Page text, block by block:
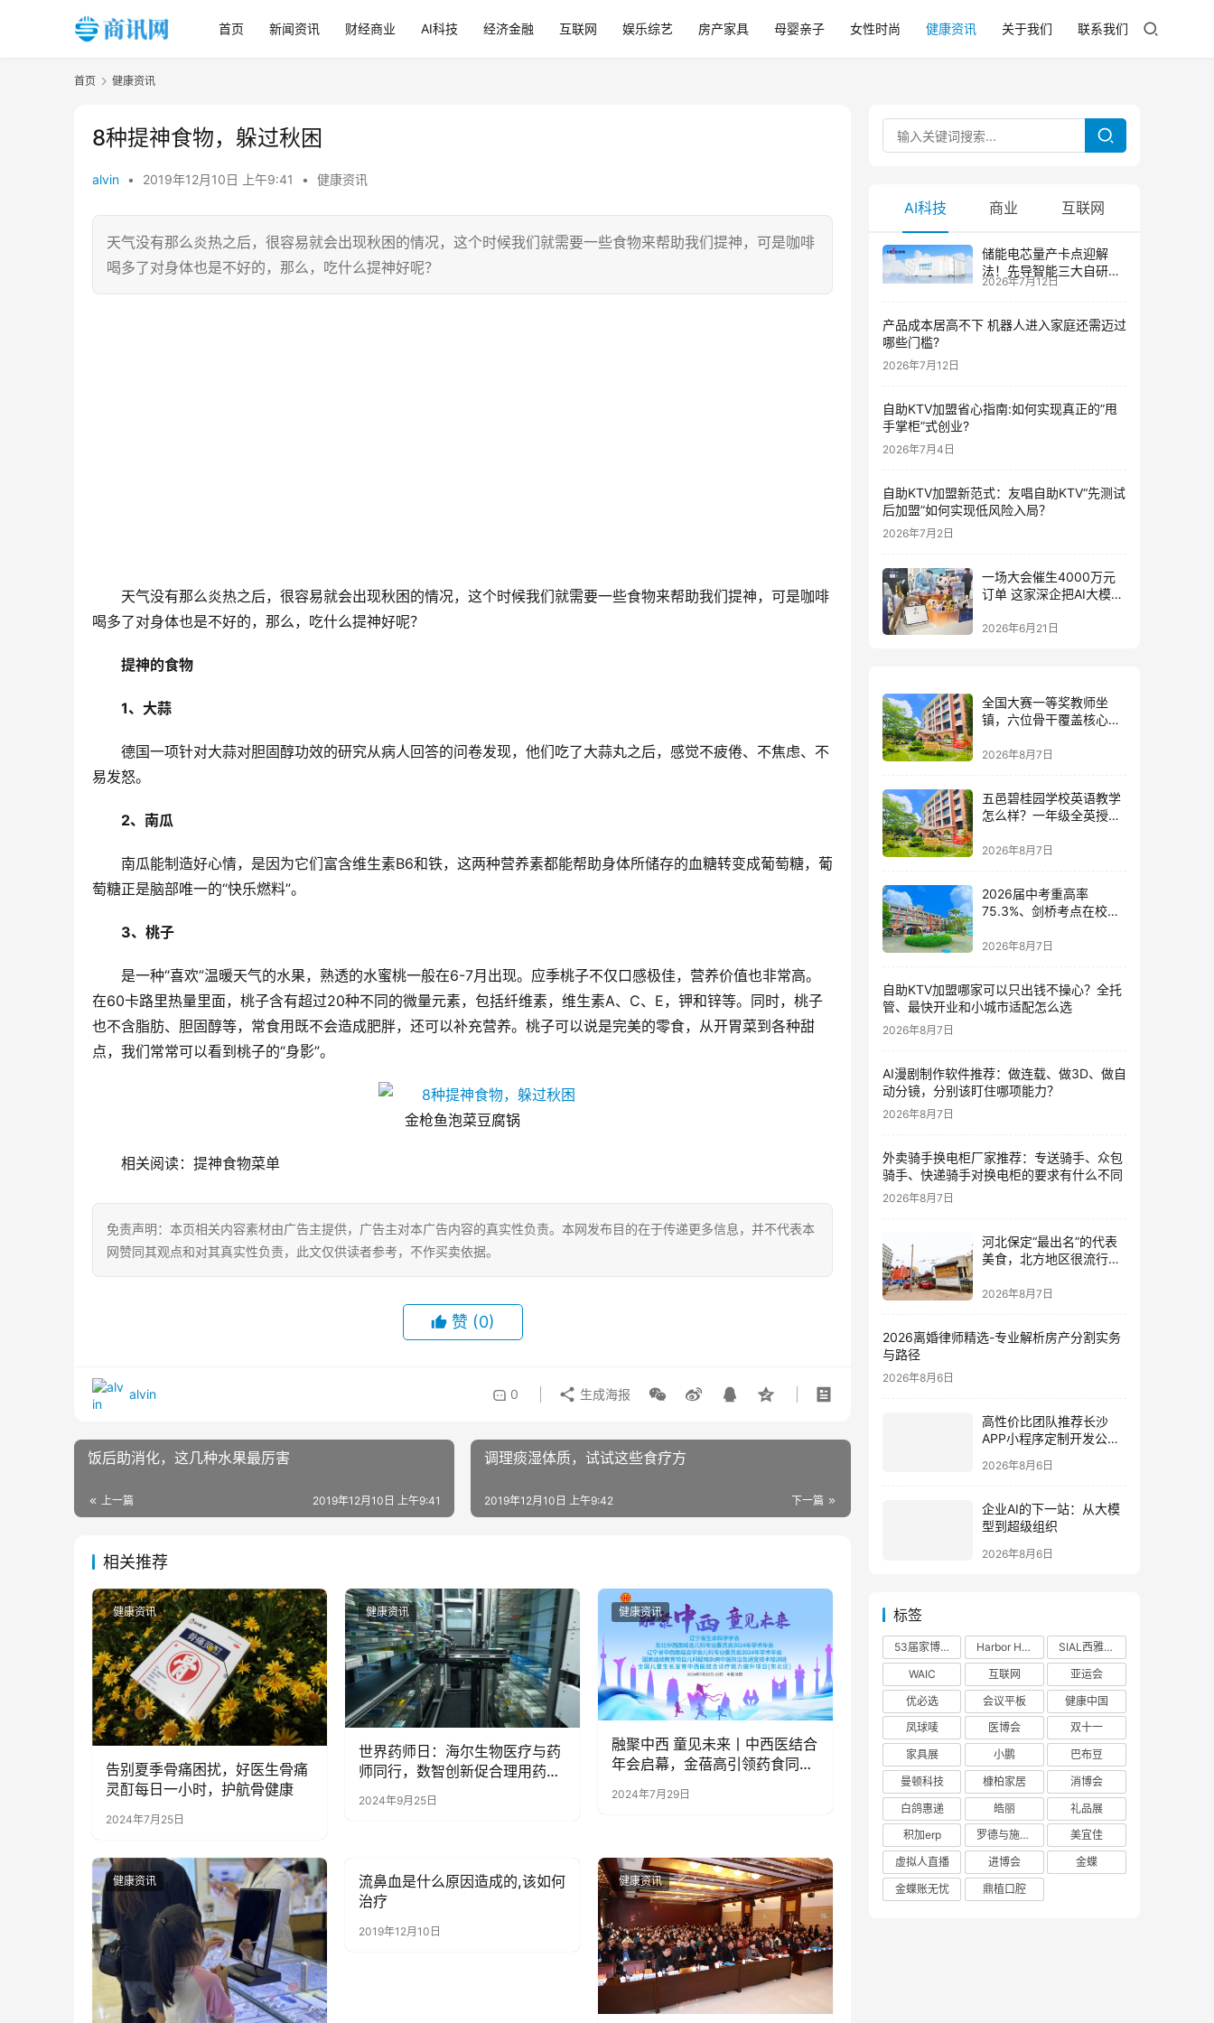
首页 新闻资讯 财经商业 AI科技 经济金融 互联网 娱乐综艺 房产家具 母婴亲子 女性时尚 健康资讯 关于我们 联系我们
首页 健康资讯
8种提神食物，躲过秋困
alvin • 2019年12月10日 上午9:41 • 健康资讯
天气没有那么炎热之后，很容易就会出现秋困的情况，这个时候我们就需要一些食物来帮助我们提神，可是咖啡
喝多了对身体也是不好的，那么，吃什么提神好呢？
天气没有那么炎热之后，很容易就会出现秋困的情况，这个时候我们就需要一些食物来帮助我们提神，可是咖啡
喝多了对身体也是不好的，那么，吃什么提神好呢？
提神的食物
1、大蒜
德国一项针对大蒜对胆固醇功效的研究从病人回答的问卷发现，他们吃了大蒜丸之后，感觉不疲倦、不焦虑、不
易发怒。
2、南瓜
南瓜能制造好心情，是因为它们富含维生素B6和铁，这两种营养素都能帮助身体所储存的血糖转变成葡萄糖，葡
萄糖正是脑部唯一的“快乐燃料”。
3、桃子
是一种“喜欢”温暖天气的水果，熟透的水蜜桃一般在6-7月出现。应季桃子不仅口感极佳，营养价值也非常高。
在60卡路里热量里面，桃子含有超过20种不同的微量元素，包括纤维素，维生素A、C、E，钾和锌等。同时，桃子
也不含脂肪、胆固醇等，常食用既不会造成肥胖，还可以补充营养。桃子可以说是完美的零食，从开胃菜到各种甜
点，我们常常可以看到桃子的“身影”。
金枪鱼泡菜豆腐锅
相关阅读：提神食物菜单
免责声明：本页相关内容素材由广告主提供，广告主对本广告内容的真实性负责。本网发布目的在于传递更多信息，并不代表本
网赞同其观点和对其真实性负责，此文仅供读者参考，不作买卖依据。
赞 (0)
alvin 0 生成海报
饭后助消化，这几种水果最厉害
上一篇 2019年12月10日 上午9:41
调理痰湿体质，试试这些食疗方
下一篇
2019年12月10日 上午9:42
相关推荐
健康资讯
告别夏季骨痛困扰，好医生骨痛
灵酊每日一小时，护航骨健康
2024年7月25日
健康资讯
世界药师日：海尔生物医疗与药
师同行，数智创新促合理用药水
平提升
2024年9月25日
健康资讯
融聚中西 童见未来丨中西医结合
年会启幕，金蓓高引领药食同源
2024年7月29日
健康资讯 健康资讯
流鼻血是什么原因造成的,该如何
治疗
2019年12月10日
健康资讯
AI科技 商业 互联网
储能电芯量产卡点迎解
法！先导智能三大自研技
术攻克大尺寸制芯难题
2026年7月12日
产品成本居高不下 机器人进入家庭还需迈过
哪些门槛?
2026年7月12日
自助KTV加盟省心指南:如何实现真正的”甩
手掌柜”式创业?
2026年7月4日
自助KTV加盟新范式：友唱自助KTV“先测试
后加盟”如何实现低风险入局？
2026年7月2日
一场大会催生4000万元
订单 这家深企把AI大模型
2026年6月21日
全国大赛一等奖教师坐
镇，六位骨干覆盖核心学
校的师资答卷
2026年8月7日
五邑碧桂园学校英语教学
怎么样？一年级全英授课
语体系深度解读
2026年8月7日
2026届中考重高率
75.3%、剑桥考点在校
校的17年答卷
2026年8月7日
自助KTV加盟哪家可以只出钱不操心？全托
管、最快开业和小城市适配怎么选
2026年8月7日
AI漫剧制作软件推荐：做连载、做3D、做自
动分镜，分别该盯住哪项能力？
2026年8月7日
外卖骑手换电柜厂家推荐：专送骑手、众包
骑手、快递骑手对换电柜的要求有什么不同
2026年8月7日
河北保定“最出名”的代表
美食，北方地区很流行，
2026年8月7日
2026离婚律师精选-专业解析房产分割实务
与路径
2026年8月6日
高性价比团队推荐长沙
APP小程序定制开发公司
评
2026年8月6日
企业AI的下一站：从大模
型到超级组织
2026年8月6日
标签
53届家博会 Harbor House
SIAL西雅展
WAIC
互联网
亚运会
优必选
会议平板
健康中国
凤球唛
医博会
双十一
家具展
小鹏
巴布豆
曼顿科技
槺柏家居
消博会
白鸽惠递
皓丽
礼品展
积加erp
罗德与施瓦茨
美宜佳
虚拟人直播
进博会
金蝶
金蝶账无忧
鼎植口腔